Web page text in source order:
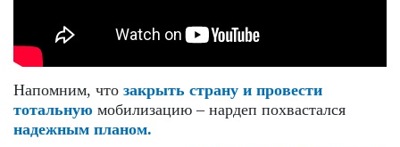
Напомним, что закрыть страну и провести
тотальную мобилизацию – нардеп похвастался
надежным планом.